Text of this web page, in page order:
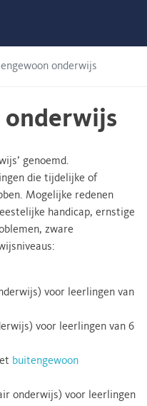
onderwijs
onderwijs
genoemd.
die tijdelijke of
Mogelijke redenen
handicap, ernstige
zware
voor leerlingen van
voor leerlingen van 6
buitengewoon
onderwijs) voor leerlingen